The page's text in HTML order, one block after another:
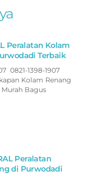
Peralatan Kolam
Terbaik
0821-1398-1907
Kolam Renang
Bagus
Peralatan
di Purwodadi